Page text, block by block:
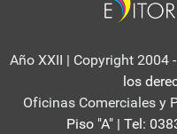
Año XXII | Copyright 2004
los
Oficinas Comerciales y
Piso "A" | Tel: